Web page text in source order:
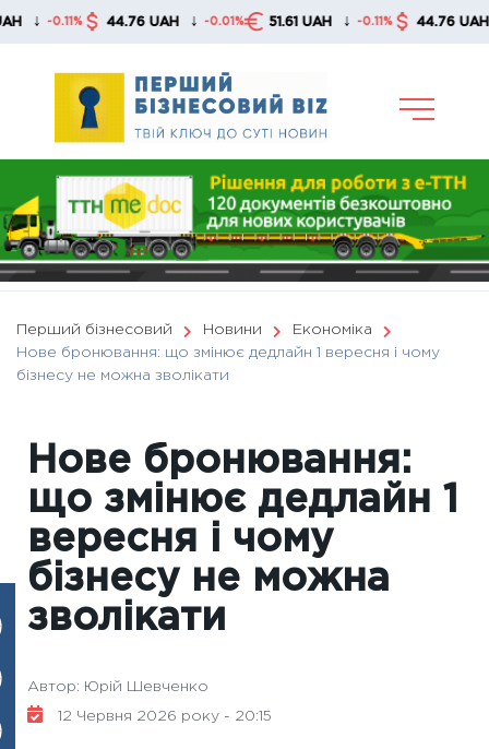
Skip
44.76 UAH ↓ -0.01% 51.61 UAH ↓ -0.11% 44.76 UAH ↓ -
Перший бізнесовий Новини
Економіка
Нове бронювання: що змінює дедлайн 1 вересня і чому
бізнесу не можна зволікати
Нове бронювання:
що змінює дедлайн 1
вересня і чому
бізнесу не можна
зволікати
Автор: Юрій Шевченко
12 Червня 2026 року - 20:15